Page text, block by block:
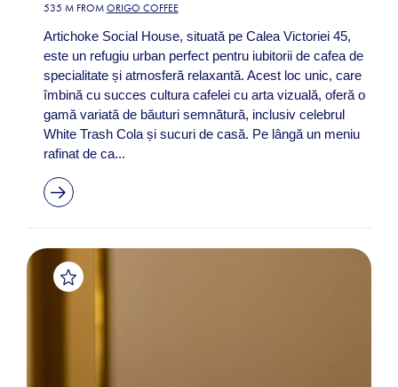
535 M FROM ORIGO COFFEE
Artichoke Social House, situată pe Calea Victoriei 45,
este un refugiu urban perfect pentru iubitorii de cafea de
specialitate și atmosferă relaxantă. Acest loc unic, care
îmbină cu succes cultura cafelei cu arta vizuală, oferă o
gamă variată de băuturi semnătură, inclusiv celebrul
White Trash Cola și sucuri de casă. Pe lângă un meniu
rafinat de ca...